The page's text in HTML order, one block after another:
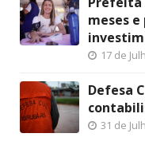
meses
17 de
Defesa
31 de